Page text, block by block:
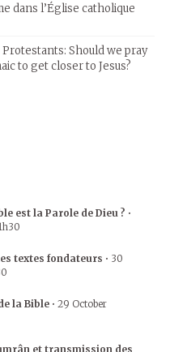
dans l’Église catholique
Should we pray
to get closer to Jesus?
est la Parole de Dieu ? •
textes fondateurs • 30
la Bible • 29 October
et transmission des